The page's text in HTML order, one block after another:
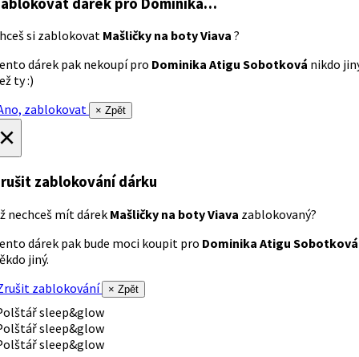
si zablokovat Mašličky na boty Viava ?
dárek pak nekoupí pro Dominika Atigu Sobotková nikdo
ty :)
zablokovat
× Zpět
zablokování dárku
nechceš mít dárek Mašličky na boty Viava zablokovaný?
dárek pak bude moci koupit pro Dominika Atigu Sobotková
jiný.
zablokování
× Zpět